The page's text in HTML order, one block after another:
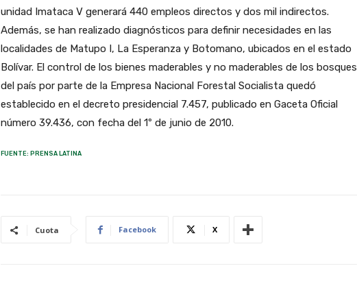
unidad Imataca V generará 440 empleos directos y dos mil indirectos.
Además, se han realizado diagnósticos para definir necesidades en las
localidades de Matupo I, La Esperanza y Botomano, ubicados en el estado
Bolívar. El control de los bienes maderables y no maderables de los bosques
del país por parte de la Empresa Nacional Forestal Socialista quedó
establecido en el decreto presidencial 7.457, publicado en Gaceta Oficial
número 39.436, con fecha del 1º de junio de 2010.
FUENTE: PRENSA LATINA
Cuota Facebook X